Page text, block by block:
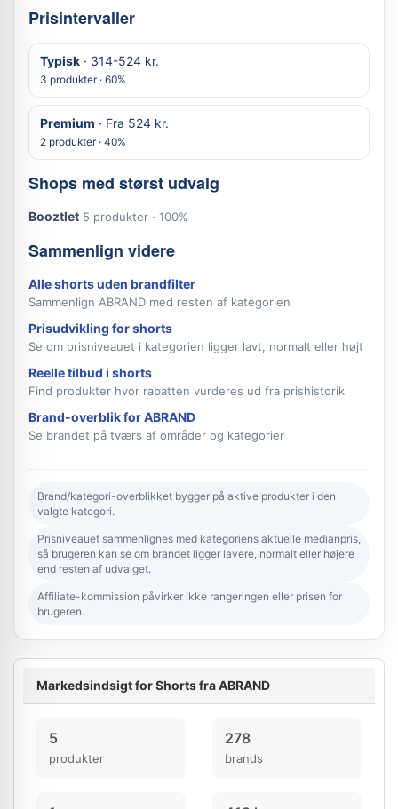
Prisintervaller
Typisk · 314-524 kr.
3 produkter · 60%
Premium · Fra 524 kr.
2 produkter · 40%
Shops med størst udvalg
Booztlet 5 produkter · 100%
Sammenlign videre
Alle shorts uden brandfilter
Sammenlign ABRAND med resten af kategorien
Prisudvikling for shorts
Se om prisniveauet i kategorien ligger lavt, normalt eller højt
Reelle tilbud i shorts
Find produkter hvor rabatten vurderes ud fra prishistorik
Brand-overblik for ABRAND
Se brandet på tværs af områder og kategorier
Brand/kategori-overblikket bygger på aktive produkter i den
valgte kategori.
Prisniveauet sammenlignes med kategoriens aktuelle medianpris,
så brugeren kan se om brandet ligger lavere, normalt eller højere
end resten af udvalget.
Affiliate-kommission påvirker ikke rangeringen eller prisen for
brugeren.
Markedsindsigt for Shorts fra ABRAND
5
produkter
278
brands